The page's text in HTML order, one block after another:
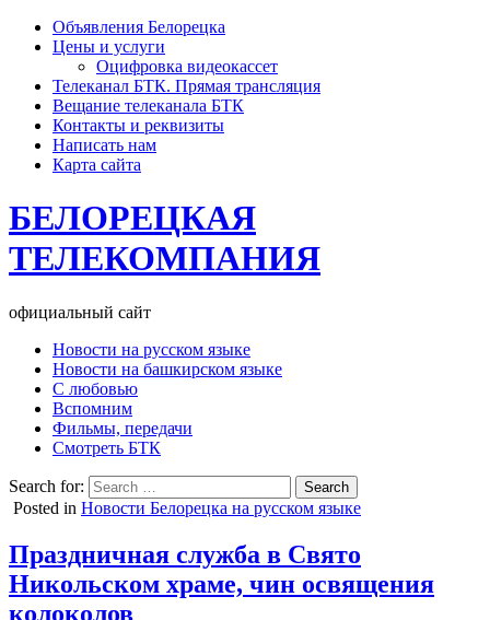
Объявления Белорецка
Цены и услуги
Оцифровка видеокассет
Телеканал БТК. Прямая трансляция
Вещание телеканала БТК
Контакты и реквизиты
Написать нам
Карта сайта
БЕЛОРЕЦКАЯ
ТЕЛЕКОМПАНИЯ
официальный сайт
Новости на русском языке
Новости на башкирском языке
С любовью
Вспомним
Фильмы, передачи
Смотреть БТК
Search for:
Posted in Новости Белорецка на русском языке
Праздничная служба в Свято
Никольском храме, чин освящения
колоколов